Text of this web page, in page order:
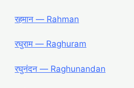
रहमान ― Rahman
रघुराम ― Raghuram
रघुनंदन ― Raghunandan